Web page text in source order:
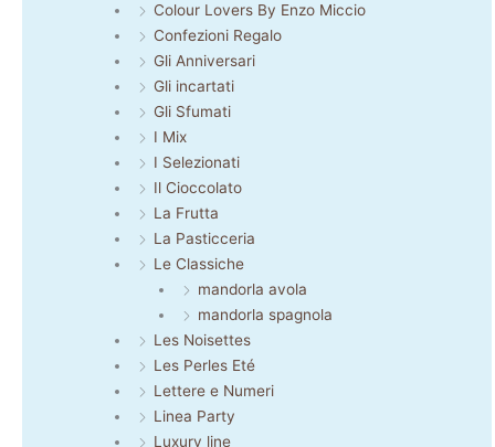
Colour Lovers By Enzo Miccio
Confezioni Regalo
Gli Anniversari
Gli incartati
Gli Sfumati
I Mix
I Selezionati
Il Cioccolato
La Frutta
La Pasticceria
Le Classiche
mandorla avola
mandorla spagnola
Les Noisettes
Les Perles Eté
Lettere e Numeri
Linea Party
Luxury line